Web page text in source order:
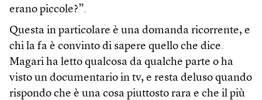
erano piccole?”.
Questa in particolare è una domanda ricorrente, e
chi la fa è convinto di sapere quello che dice.
Magari ha letto qualcosa da qualche parte o ha
visto un documentario in tv, e resta deluso quando
rispondo che è una cosa piuttosto rara e che il più